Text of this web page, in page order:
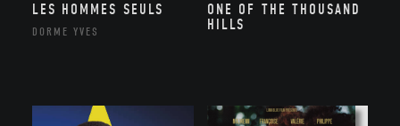
LES HOMMES SEULS
DORME YVES
ONE OF THE THOUSAND
HILLS